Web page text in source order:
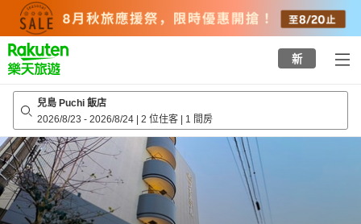
top
page
新
兒島 Puchi 飯店
2026/8/23 - 2026/8/24 | 2 位住客 | 1 間房